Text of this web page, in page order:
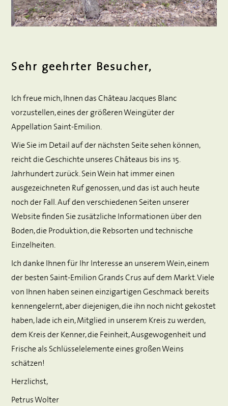
Sehr geehrter Besucher,
Ich freue mich, Ihnen das Château Jacques Blanc
vorzustellen, eines der größeren Weingüter der
Appellation Saint-Emilion.
Wie Sie im Detail auf der nächsten Seite sehen können,
reicht die Geschichte unseres Châteaus bis ins 15.
Jahrhundert zurück. Sein Wein hat immer einen
ausgezeichneten Ruf genossen, und das ist auch heute
noch der Fall. Auf den verschiedenen Seiten unserer
Website finden Sie zusätzliche Informationen über den
Boden, die Produktion, die Rebsorten und technische
Einzelheiten.
Ich danke Ihnen für Ihr Interesse an unserem Wein, einem
der besten Saint-Emilion Grands Crus auf dem Markt. Viele
von Ihnen haben seinen einzigartigen Geschmack bereits
kennengelernt, aber diejenigen, die ihn noch nicht gekostet
haben, lade ich ein, Mitglied in unserem Kreis zu werden,
dem Kreis der Kenner, die Feinheit, Ausgewogenheit und
Frische als Schlüsselelemente eines großen Weins
schätzen!
Herzlichst,
Petrus Wolter